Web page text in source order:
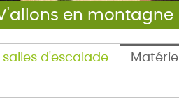
V'allons en montagne
salles d'escalade Matériel